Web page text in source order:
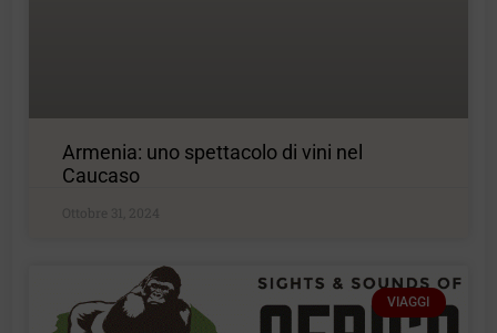
Armenia: uno spettacolo di vini nel
Caucaso
Ottobre 31, 2024
VIAGGI